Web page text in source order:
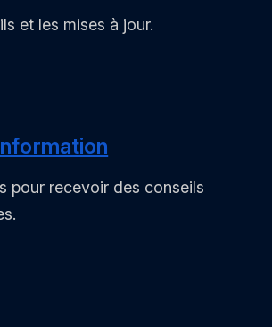
et les mises à jour.
pour recevoir des conseils